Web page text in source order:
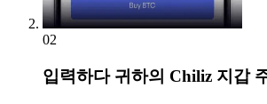
02
입력하다귀하의 Chiliz 지갑